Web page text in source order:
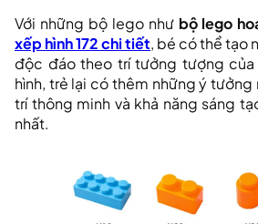
Với những bộ lego như bộ lego
xếp hình 172 chi tiết, bé có thể tạo
độc đáo theo trí tưởng tượng của
hình, trẻ lại có thêm những ý
trí thông minh và khả năng sáng
nhất.